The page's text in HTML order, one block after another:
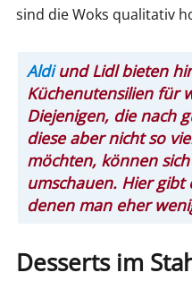
sind die Woks qualitativ
Aldiund Lidl bieten
Küchenutensilien für
Diejenigen, die nach
diese aber nicht so
möchten, können
umschauen. Hier
denen man eher
Desserts im